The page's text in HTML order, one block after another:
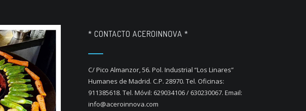
* CONTACTO ACEROINNOVA *
C/ Pico Almanzor, 56. Pol. Industrial “Los Linares”
Humanes de Madrid. C.P. 28970. Tel. Oficinas:
911385618. Tel. Móvil: 629034106 / 630230067. Email:
info@aceroinnova.com